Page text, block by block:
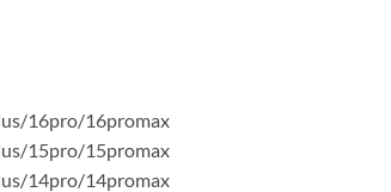
16pro/16promax
15pro/15promax
14pro/14promax